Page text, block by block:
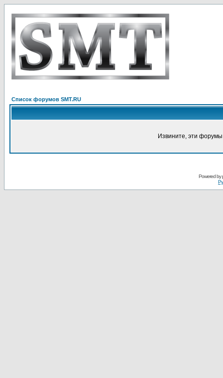
Список форумов SMT.RU
Извините, эти
Powered by